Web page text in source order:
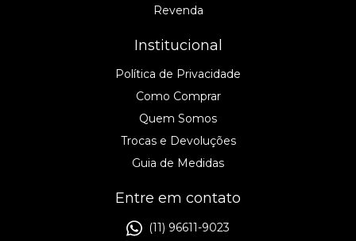
Revenda
Institucional
Política de Privacidade
Como Comprar
Quem Somos
Trocas e Devoluções
Guia de Medidas
Entre em contato
(11) 96611-9023